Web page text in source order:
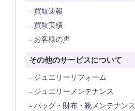
買取速報
買取実績
お客様の声
その他のサービスについて
ジュエリーリフォーム
ジュエリーメンテナンス
バッグ・財布・靴メンテナンス